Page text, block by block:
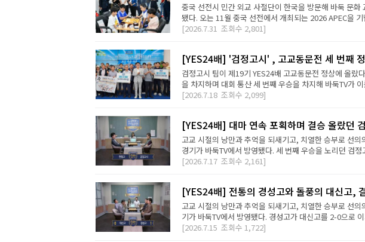
중국 선전시 민간 외교 사절단이 한국을 방문해 바둑 문
됐다. 오는 11월 중국 선전에서 개최되는 2026 APEC을
[2026.7.31 조회수 2,801]
[YES24배] '검정고시' , 고교동문전 세 번째
검정고시 팀이 제19기 YES24배 고교동문전 정상에 올랐
을 차지하며 대회 통산 세 번째 우승을 차지해 바둑TV가
[2026.7.18 조회수 2,099]
[YES24배] 대마 연속 포획하며 결승 올랐던
고교 시절의 낭만과 추억을 되새기고, 치열한 승부로 선
경기가 바둑TV에서 방영됐다. 세 번째 우승을 노리던 검
[2026.7.17 조회수 2,161]
[YES24배] 전통의 경성고와 돌풍의 대신고,
고교 시절의 낭만과 추억을 되새기고, 치열한 승부로 선
기가 바둑TV에서 방영됐다. 경성고가 대신고를 2-0으로
[2026.7.15 조회수 1,722]